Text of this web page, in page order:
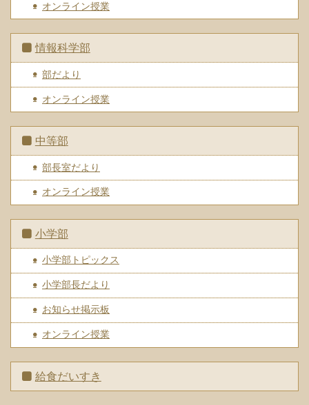
オンライン授業
情報科学部
部だより
オンライン授業
中等部
部長室だより
オンライン授業
小学部
小学部トピックス
小学部長だより
お知らせ掲示板
オンライン授業
給食だいすき